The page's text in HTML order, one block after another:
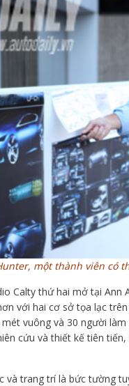
một thành viên có
Calty thứ hai mở tại Ann
với hai cơ sở tọa lạc
vuông và 30 người
cứu và thiết kế tiên
và trang trí là bức tường